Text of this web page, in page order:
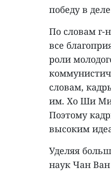
победу в
По словам г-
все
роли
словам,
им. Хо Ши
Поэтому
высоким
Уделяя
наук Чан